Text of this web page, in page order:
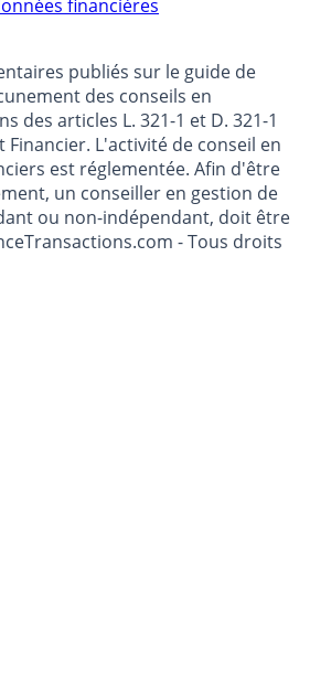
publiés sur le guide de
des conseils en
des articles L. 321-1 et D. 321-1
L'activité de conseil en
est réglementée. Afin d'être
un conseiller en gestion de
ou non-indépendant, doit être